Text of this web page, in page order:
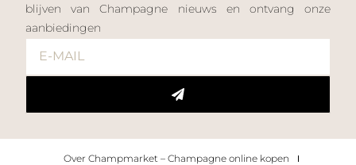
blijven van Champagne nieuws en ontvang onze
aanbiedingen
Over Champmarket – Champagne online kopen